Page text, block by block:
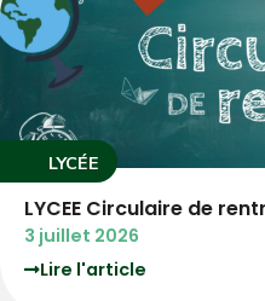
LYCÉE
Circulaire de rentrée
juillet 2026
Lire l'article